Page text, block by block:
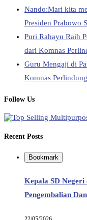
Nando:Mari kita
Presiden Prabowo
Puri Rahayu Raih
dari Komnas
Guru Mengaji di
Komnas
Follow Us
Recent Posts
Bookmark
Kepala SD
Pengembalian